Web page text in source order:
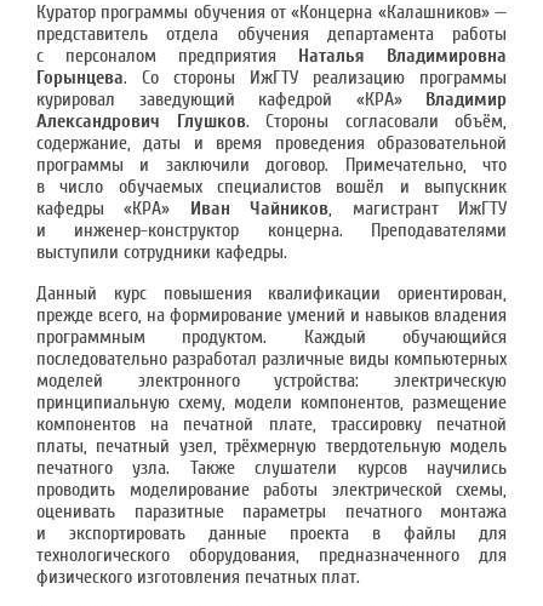
Куратор программы обучения от «Концерна «Калашников» —
представитель отдела обучения департамента работы
с персоналом предприятия Наталья Владимировна
Горынцева. Со стороны ИжГТУ реализацию программы
курировал заведующий кафедрой «КРА» Владимир
Александрович Глушков. Стороны согласовали объём,
содержание, даты и время проведения образовательной
программы и заключили договор. Примечательно, что
в число обучаемых специалистов вошёл и выпускник
кафедры «КРА» Иван Чайников, магистрант ИжГТУ
и инженер-конструктор концерна. Преподавателями
выступили сотрудники кафедры.
Данный курс повышения квалификации ориентирован,
прежде всего, на формирование умений и навыков владения
программным продуктом. Каждый обучающийся
последовательно разработал различные виды компьютерных
моделей электронного устройства: электрическую
принципиальную схему, модели компонентов, размещение
компонентов на печатной плате, трассировку печатной
платы, печатный узел, трёхмерную твердотельную модель
печатного узла. Также слушатели курсов научились
проводить моделирование работы электрической схемы,
оценивать паразитные параметры печатного монтажа
и экспортировать данные проекта в файлы для
технологического оборудования, предназначенного для
физического изготовления печатных плат.